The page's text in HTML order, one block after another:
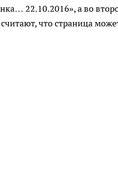
22.10.2016», а во
что страница